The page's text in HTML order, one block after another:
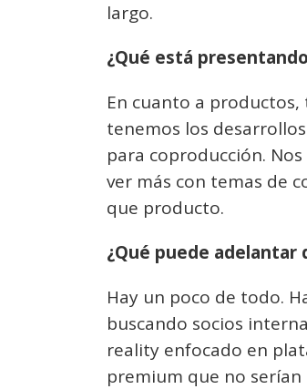
largo.
¿Qué está
En cuanto a
tenemos los
para coproducción.
ver más con temas de
que producto.
¿Qué puede adelantar
Hay un poco de todo.
buscando socios
reality enfocado en
premium que no serían